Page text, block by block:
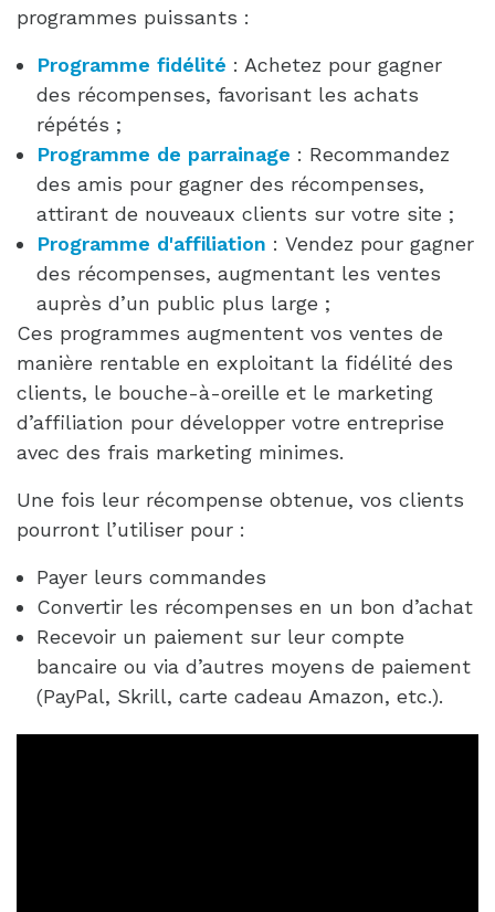
programmes puissants :
Programme fidélité : Achetez pour gagner
des récompenses, favorisant les achats
répétés ;
Programme de parrainage : Recommandez
des amis pour gagner des récompenses,
attirant de nouveaux clients sur votre site ;
Programme d'affiliation : Vendez pour gagner
des récompenses, augmentant les ventes
auprès d’un public plus large ;
Ces programmes augmentent vos ventes de
manière rentable en exploitant la fidélité des
clients, le bouche-à-oreille et le marketing
d’affiliation pour développer votre entreprise
avec des frais marketing minimes.
Une fois leur récompense obtenue, vos clients
pourront l’utiliser pour :
Payer leurs commandes
Convertir les récompenses en un bon d’achat
Recevoir un paiement sur leur compte
bancaire ou via d’autres moyens de paiement
(PayPal, Skrill, carte cadeau Amazon, etc.).